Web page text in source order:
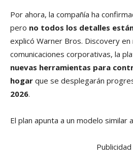
Por ahora, la compañía ha
pero no todos los detalles
explicó Warner Bros. Discovery
comunicaciones corporativas, la
nuevas herramientas para
hogar que se desplegarán
2026.
El plan apunta a un modelo similar
Publicidad